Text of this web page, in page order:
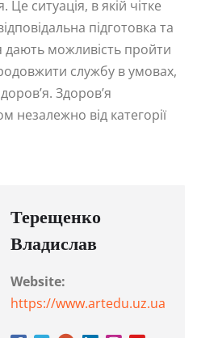
ситуація, в якій чітке
підготовка та
можливість пройти
службу в умовах,
Здоров’я
незалежно від категорії
Терещенко
Владислав
Website:
https://www.artedu.uz.ua